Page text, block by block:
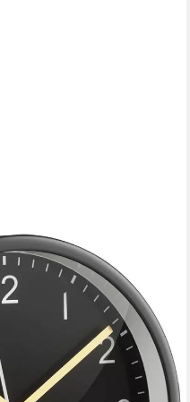
mit Nachtlicht,
Einfaches Design für